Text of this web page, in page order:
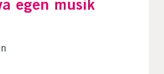
egen musik